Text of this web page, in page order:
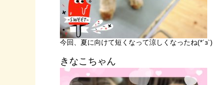
今回、夏に向けて短くなって涼しくなったね(*´з`)
きなこちゃん